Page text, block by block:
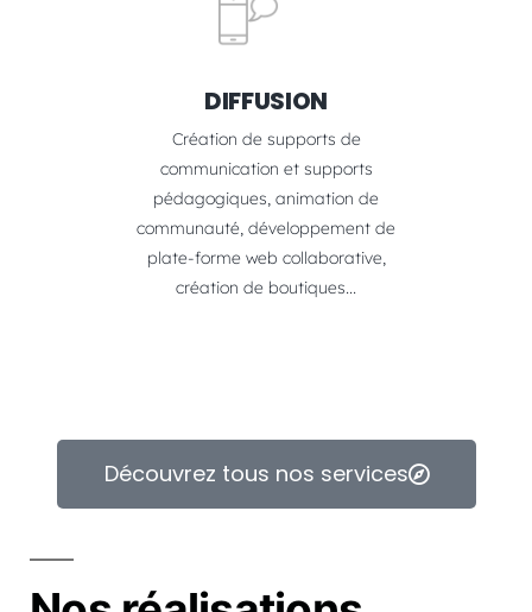
DIFFUSION
Création de supports de
communication et supports
pédagogiques, animation de
communauté, développement de
plate-forme web collaborative,
création de boutiques...
Découvrez tous nos services